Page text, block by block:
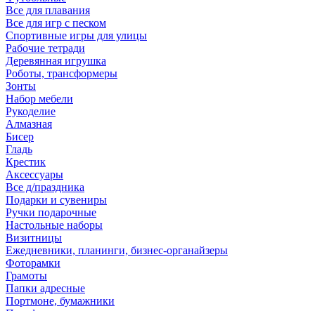
Все для плавания
Все для игр с песком
Спортивные игры для улицы
Рабочие тетради
Деревянная игрушка
Роботы, трансформеры
Зонты
Набор мебели
Рукоделие
Алмазная
Бисер
Гладь
Крестик
Аксессуары
Все д/праздника
Подарки и сувениры
Ручки подарочные
Настольные наборы
Визитницы
Ежедневники, планинги, бизнес-органайзеры
Фоторамки
Грамоты
Папки адресные
Портмоне, бумажники